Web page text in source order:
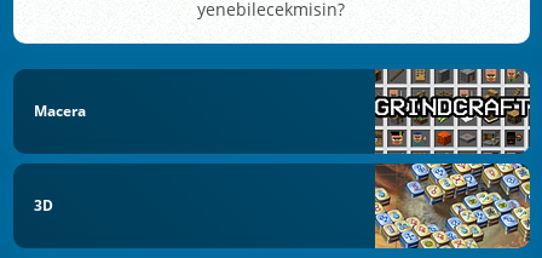
yenebilecekmisin?
Macera
3D